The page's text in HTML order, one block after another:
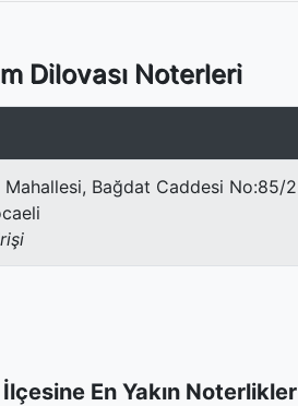
Dilovası Noterleri
Mahallesi, Bağdat Caddesi No:85/2
İlçesine En Yakın Noterlikler